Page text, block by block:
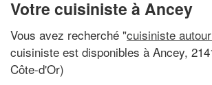
Votre cuisiniste à Ancey
Vous avez recherché "cuisiniste
cuisiniste est disponibles à Ancey,
Côte-d'Or)